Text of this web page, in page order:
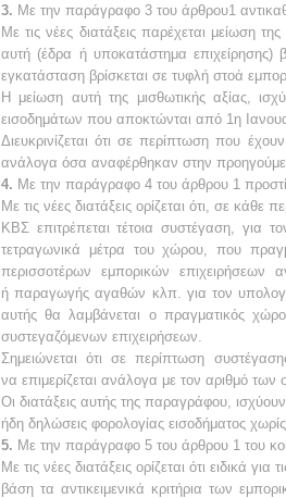
3. Με την παράγραφο 3 του άρθρου1
Με τις νέες διατάξεις παρέχεται μείωση της
αυτή (έδρα ή υποκατάστημα επιχείρησης)
εγκατάσταση βρίσκεται σε τυφλή στοά
Η μείωση αυτή της μισθωτικής αξίας,
εισοδημάτων που αποκτώνται από 1η
Διευκρινίζεται ότι σε περίπτωση που
ανάλογα όσα αναφέρθηκαν στην
4. Με την παράγραφο 4 του άρθρου 1
Με τις νέες διατάξεις ορίζεται ότι, σε κάθε
ΚΒΣ επιτρέπεται τέτοια συστέγαση, για
τετραγωνικά μέτρα του χώρου, που
περισσοτέρων εμπορικών
επιχειρήσεων
ή παραγωγής αγαθών κλπ. για τον
αυτής θα λαμβάνεται ο πραγματικός
συστεγαζόμενων επιχειρήσεων.
Σημειώνεται ότι σε περίπτωση
να επιμερίζεται ανάλογα με τον αριθμό των
Οι διατάξεις αυτής της παραγράφου,
ήδη δηλώσεις φορολογίας εισοδήματος
5. Με την παράγραφο 5 του άρθρου 1 του
Με τις νέες διατάξεις ορίζεται ότι ειδικά για
βάση τα αντικειμενικά κριτήρια των